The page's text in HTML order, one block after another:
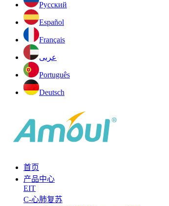
Pусский
Español
Français
عربى
Português
Deutsch
首页
产品中心
EIT
C-心肺复苏